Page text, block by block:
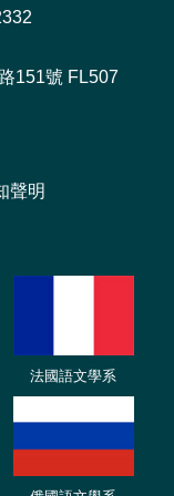
151號 FL507
聲明
法國語文學系